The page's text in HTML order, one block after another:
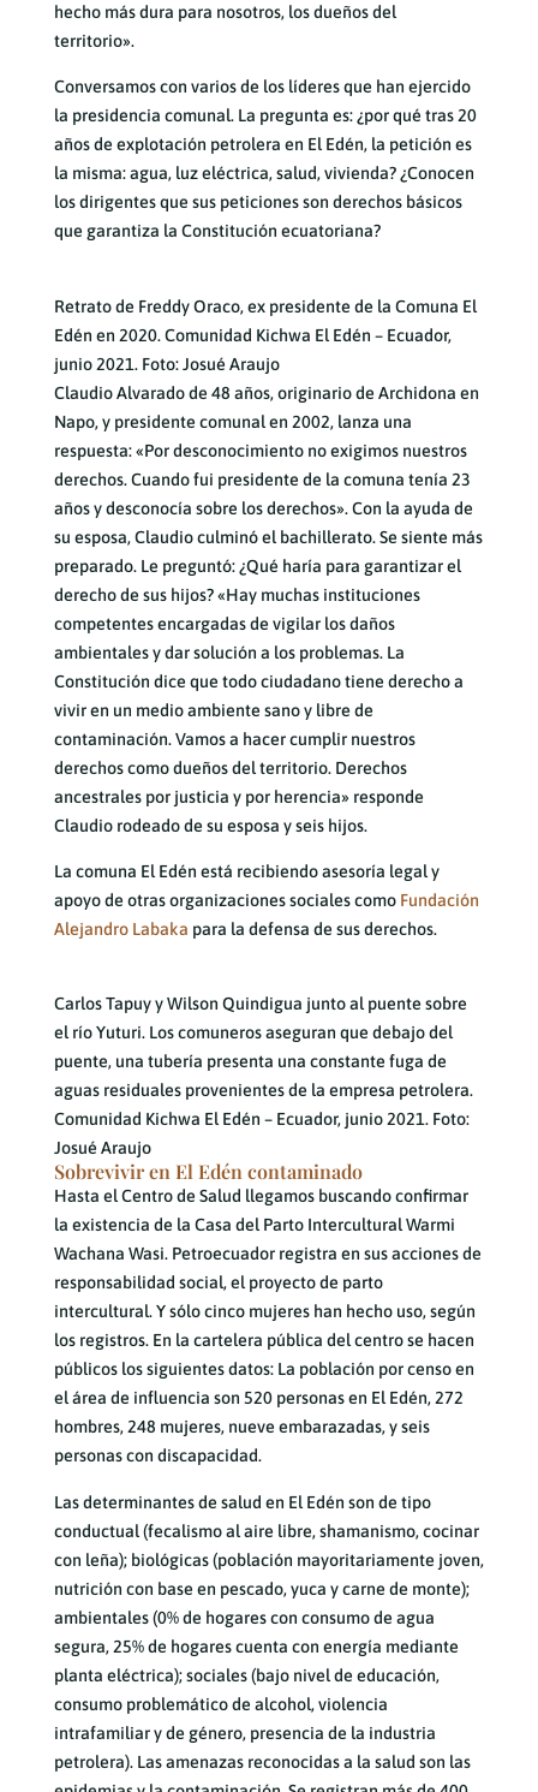
hecho más dura para nosotros, los dueños del
territorio».
Conversamos con varios de los líderes que han ejercido
la presidencia comunal. La pregunta es: ¿por qué tras 20
años de explotación petrolera en El Edén, la petición es
la misma: agua, luz eléctrica, salud, vivienda? ¿Conocen
los dirigentes que sus peticiones son derechos básicos
que garantiza la Constitución ecuatoriana?
Retrato de Freddy Oraco, ex presidente de la Comuna El
Edén en 2020. Comunidad Kichwa El Edén – Ecuador,
junio 2021. Foto: Josué Araujo
Claudio Alvarado de 48 años, originario de Archidona en
Napo, y presidente comunal en 2002, lanza una
respuesta: «Por desconocimiento no exigimos nuestros
derechos. Cuando fui presidente de la comuna tenía 23
años y desconocía sobre los derechos». Con la ayuda de
su esposa, Claudio culminó el bachillerato. Se siente más
preparado. Le preguntó: ¿Qué haría para garantizar el
derecho de sus hijos? «Hay muchas instituciones
competentes encargadas de vigilar los daños
ambientales y dar solución a los problemas. La
Constitución dice que todo ciudadano tiene derecho a
vivir en un medio ambiente sano y libre de
contaminación. Vamos a hacer cumplir nuestros
derechos como dueños del territorio. Derechos
ancestrales por justicia y por herencia» responde
Claudio rodeado de su esposa y seis hijos.
La comuna El Edén está recibiendo asesoría legal y
apoyo de otras organizaciones sociales como Fundación
Alejandro Labaka para la defensa de sus derechos.
Carlos Tapuy y Wilson Quindigua junto al puente sobre
el río Yuturi. Los comuneros aseguran que debajo del
puente, una tubería presenta una constante fuga de
aguas residuales provenientes de la empresa petrolera.
Comunidad Kichwa El Edén – Ecuador, junio 2021. Foto:
Josué Araujo
Sobrevivir en El Edén contaminado
Hasta el Centro de Salud llegamos buscando confirmar
la existencia de la Casa del Parto Intercultural Warmi
Wachana Wasi. Petroecuador registra en sus acciones de
responsabilidad social, el proyecto de parto
intercultural. Y sólo cinco mujeres han hecho uso, según
los registros. En la cartelera pública del centro se hacen
públicos los siguientes datos: La población por censo en
el área de influencia son 520 personas en El Edén, 272
hombres, 248 mujeres, nueve embarazadas, y seis
personas con discapacidad.
Las determinantes de salud en El Edén son de tipo
conductual (fecalismo al aire libre, shamanismo, cocinar
con leña); biológicas (población mayoritariamente joven,
nutrición con base en pescado, yuca y carne de monte);
ambientales (0% de hogares con consumo de agua
segura, 25% de hogares cuenta con energía mediante
planta eléctrica); sociales (bajo nivel de educación,
consumo problemático de alcohol, violencia
intrafamiliar y de género, presencia de la industria
petrolera). Las amenazas reconocidas a la salud son las